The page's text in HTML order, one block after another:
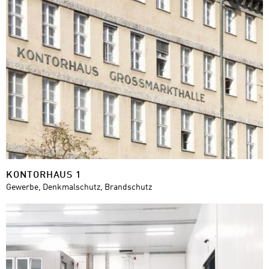
KONTORHAUS 1
Gewerbe, Denkmalschutz, Brandschutz